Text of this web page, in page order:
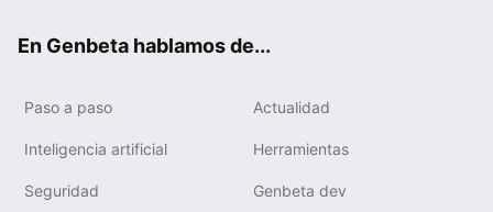
En Genbeta hablamos de...
Paso a paso Actualidad
Inteligencia artificial Herramientas
Seguridad Genbeta dev